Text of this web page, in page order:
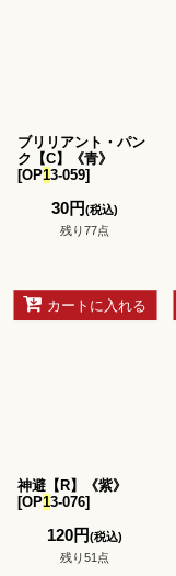
ブリリアント・パン
ク【C】《青》
[OP13-059]
30円(税込)
残り77点
カートに入れる
神避【R】《紫》
[OP13-076]
120円(税込)
残り51点